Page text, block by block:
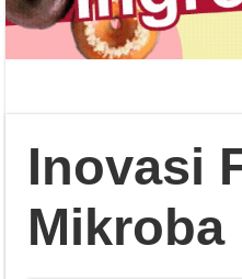
Inovasi
Mikroba